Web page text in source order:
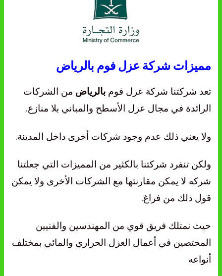
مميزات شركة عزل فوم بالرياض
تعد شركتنا شركة عزل فوم بالرياض من الشركات
الرائدة في مجال عزل الأسطح والمباني بلا منازع.
ولا يعني ذلك عدم وجود شركات أخرى داخل المدينة.
ولكن تنفرد شركتنا بالكثير من المميزات التي جعلتنا
شركه لا يمكن مقارنتها مع الشركات الأخرى ولا يمكن
قول ذلك من فراغ.
حيث نمتلك فريق قوي من المهندسين والفنيين
المختصين في أعمال العزل الحراري والمائي بمختلف
أنواعه